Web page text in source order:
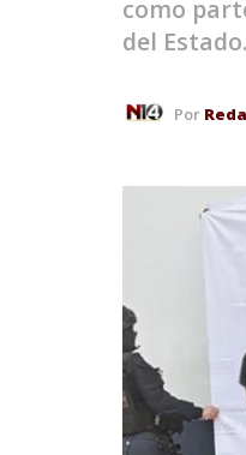
como
del Estado.
Por